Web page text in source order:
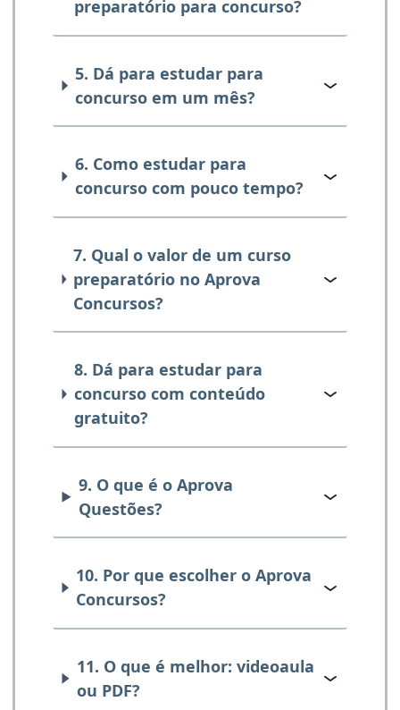
preparatório para concurso?
5. Dá para estudar para
concurso em um mês?
6. Como estudar para
concurso com pouco tempo?
7. Qual o valor de um curso
preparatório no Aprova
Concursos?
8. Dá para estudar para
concurso com conteúdo
gratuito?
9. O que é o Aprova
Questões?
10. Por que escolher o Aprova
Concursos?
11. O que é melhor: videoaula
ou PDF?